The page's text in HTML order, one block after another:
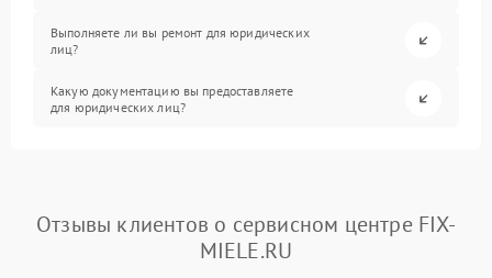
Выполняете ли вы ремонт для юридических
лиц?
Какую документацию вы предоставляете
для юридических лиц?
Отзывы клиентов о сервисном центре FIX-
MIELE.RU